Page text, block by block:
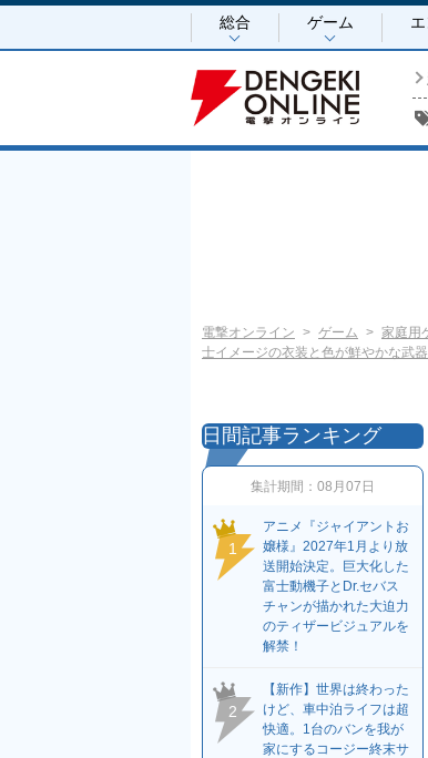
総合 ゲーム
電撃オンライン ゲーム 家庭用
士イメージの衣装と色が鮮やかな武
日間記事ランキング
集計期間： 08月07日
1
アニメ『ジャイアントお
嬢様』2027年1月より放
送開始決定。巨大化した
富士動機子とDr.セバス
チャンが描かれた大迫力
のティザービジュアルを
解禁！
2
【新作】世界は終わった
けど、車中泊ライフは超
快適。1台のバンを我が
家にするコージー終末サ